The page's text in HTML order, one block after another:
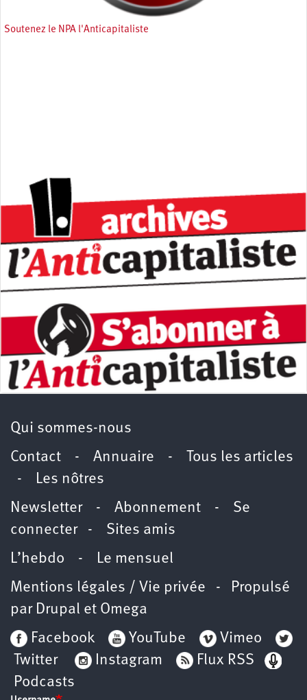
Soutenez le NPA l'Anticapitaliste
Qui sommes-nous
Contact - Annuaire -
Tous les articles
- Les nôtres
Newsletter- Abonnement - Se
connecter- Sites amis
L’hebdo - Le mensuel
Mentions légales / Vie privée - Propulsé
par Drupal et Omega
Facebook
YouTube
Vimeo
Twitter
Instagram
Flux RSS
Podcasts